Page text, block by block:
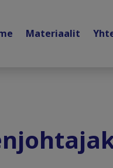
Materiaalit